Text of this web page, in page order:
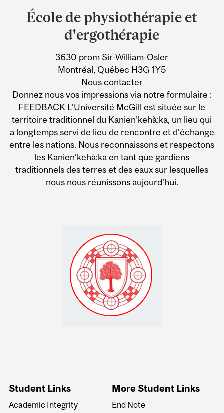
and
University
Information
École de physiothérapie et
d'ergothérapie
3630 prom Sir-William-Osler
Montréal, Québec H3G 1Y5
Nouscontacter
Donnez nous vos impressions via notre formulaire :
FEEDBACK L’Université McGill est située sur le
territoire traditionnel du Kanien’kehà:ka, un lieu qui
a longtemps servi de lieu de rencontre et d’échange
entre les nations. Nous reconnaissons et respectons
les Kanien’kehà:ka en tant que gardiens
traditionnels des terres et des eaux sur lesquelles
nous nous réunissons aujourd'hui.
Student Links
Academic Integrity
More Student Links
End Note